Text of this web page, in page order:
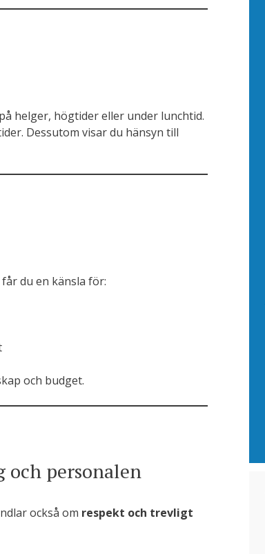
helger, högtider eller under lunchtid.
Dessutom visar du hänsyn till
du en känsla för:
och budget.
och personalen
också om respekt och trevligt